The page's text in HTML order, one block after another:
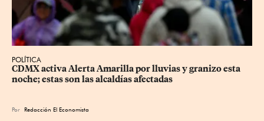
POLÍTICA
CDMX activa Alerta Amarilla por lluvias y granizo esta
noche; estas son las alcaldías afectadas
Por Redacción El Economista